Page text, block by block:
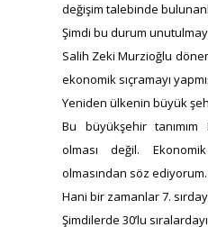
değişim talebinde
Şimdi bu durum
Salih Zeki Murzioğlu
ekonomik sıçramayı
Yeniden ülkenin büyük
Bu büyükşehir
olması değil.
olmasından söz ediyorum.
Hani bir zamanlar 7.
Şimdilerde 30’lu